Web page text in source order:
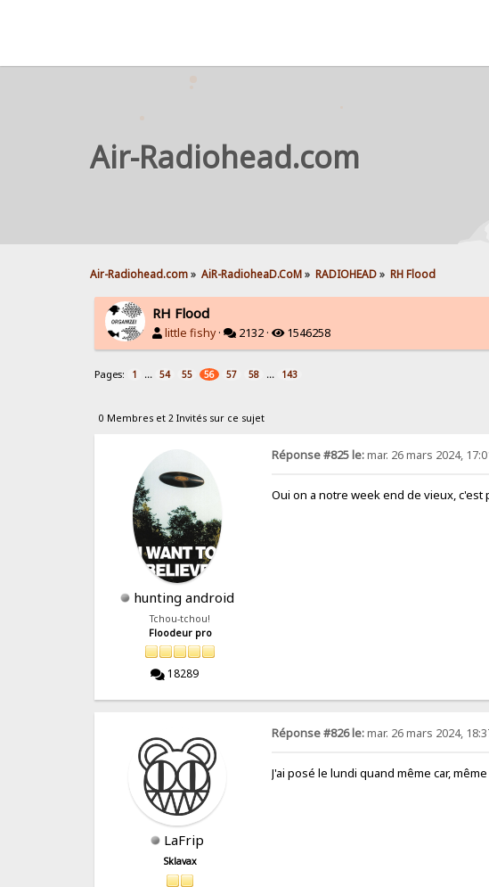
Air-Radiohead.com
Air-Radiohead.com» AiR-RadioheaD.CoM» RADIOHEAD» RH Flood
RH Flood
little fishy· 2132 · 1546258
Pages: 1 ... 54 55 56 57 58 ... 143
0 Membres et 2 Invités sur ce sujet
hunting android
Tchou-tchou!
Floodeur pro
18289
Réponse #825 le:mar. 26 mars 2024,
Oui on a notre week end de vieux, c'est
LaFrip
Sklavax
Réponse #826 le:mar. 26 mars 2024,
J'ai posé le lundi quand même car,